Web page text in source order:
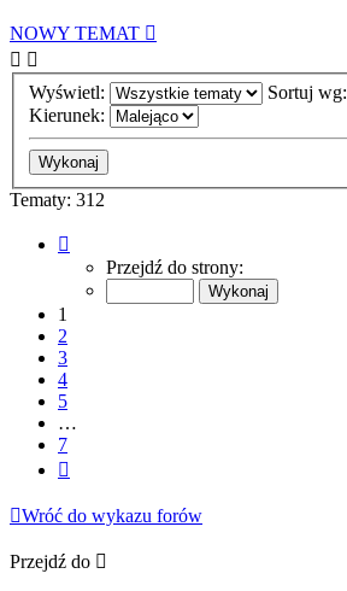
NOWY TEMAT
Wyświetl:
Sortuj wg:
Kierunek:
Tematy: 312
Przejdź do strony:
1
2
3
4
5
…
7
Wróć do wykazu forów
Przejdź do